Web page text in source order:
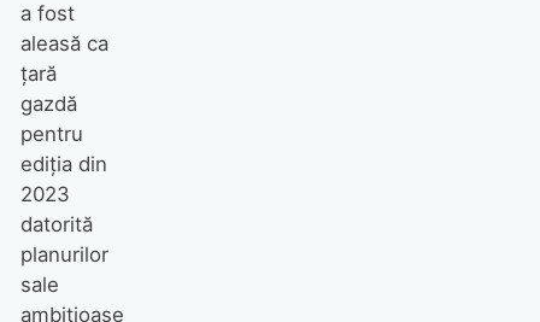
a fost
aleasă ca
țară
gazdă
pentru
ediția din
2023
datorită
planurilor
sale
ambițioase